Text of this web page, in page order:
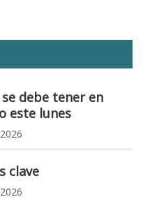
debe tener en
este lunes
clave